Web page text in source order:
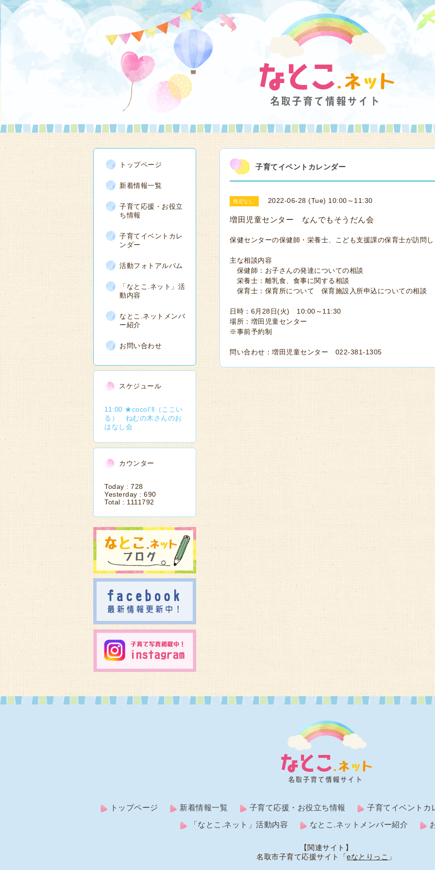
子育てイベントカレンダー
指定なし 2022-06-28 (Tue) 10:00～11:30
増田児童センター なんでもそうだん会
保健センターの保健師・栄養士、こども支援課の保育士が訪問
主な相談内容
保健師：お子さんの発達についての相談
栄養士：離乳食、食事に関する相談
保育士：保育所について 保育施設入所申込についての相談
日時：6月28日(火) 10:00～11:30
場所：増田児童センター
※事前予約制
問い合わせ：増田児童センター 022-381-1305
トップページ
新着情報一覧
子育て応援・お役立
ち情報
子育てイベントカレ
ンダー
活動フォトアルバム
「なとこ.ネット」活
動内容
なとこ.ネットメンバ
ー紹介
お問い合わせ
スケジュール
11:00 ★cocoI'll（ここい
る） ねむの木さんのお
はなし会
カウンター
Today : 728
Yesterday : 690
Total : 1111792
トップページ 新着情報一覧 子育て応援・お役立ち情報 子育てイベントカ
「なとこ.ネット」活動内容 なとこ.ネットメンバー紹介
【関連サイト】
名取市子育て応援サイト「eなとりっこ 」